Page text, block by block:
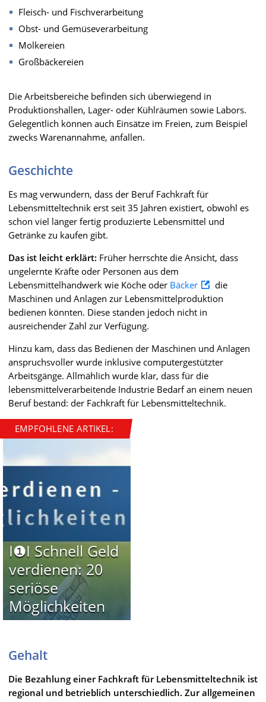
Fleisch- und Fischverarbeitung
Obst- und Gemüseverarbeitung
Molkereien
Großbäckereien
Die Arbeitsbereiche befinden sich überwiegend in
Produktionshallen, Lager- oder Kühlräumen sowie Labors.
Gelegentlich können auch Einsätze im Freien, zum Beispiel
zwecks Warenannahme, anfallen.
Geschichte
Es mag verwundern, dass der Beruf Fachkraft für
Lebensmitteltechnik erst seit 35 Jahren existiert, obwohl es
schon viel länger fertig produzierte Lebensmittel und
Getränke zu kaufen gibt.
Das ist leicht erklärt: Früher herrschte die Ansicht, dass
ungelernte Kräfte oder Personen aus dem
Lebensmittelhandwerk wie Köche oder Bäcker
die
Maschinen und Anlagen zur Lebensmittelproduktion
bedienen könnten. Diese standen jedoch nicht in
ausreichender Zahl zur Verfügung.
Hinzu kam, dass das Bedienen der Maschinen und Anlagen
anspruchsvoller wurde inklusive computergestützter
Arbeitsgänge. Allmählich wurde klar, dass für die
lebensmittelverarbeitende Industrie Bedarf an einem neuen
Beruf bestand: der Fachkraft für Lebensmitteltechnik.
EMPFOHLENE ARTIKEL:
I❶I Schnell Geld
verdienen: 20
seriöse
Möglichkeiten
Gehalt
Die Bezahlung einer Fachkraft für Lebensmitteltechnik ist
regional und betrieblich unterschiedlich. Zur allgemeinen